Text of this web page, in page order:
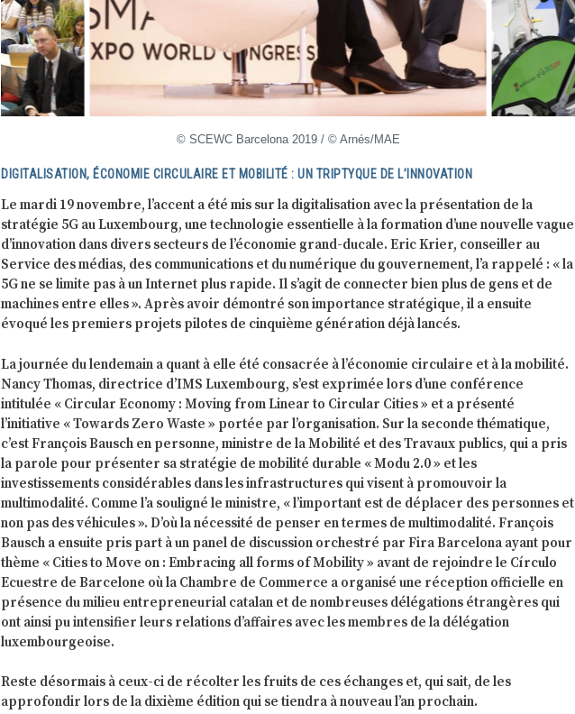
© SCEWC Barcelona 2019 / © Arnés/MAE
DIGITALISATION, ÉCONOMIE CIRCULAIRE ET MOBILITÉ : UN TRIPTYQUE DE L’INNOVATION
Le mardi 19 novembre, l’accent a été mis sur la digitalisation avec la présentation de la
stratégie 5G au Luxembourg, une technologie essentielle à la formation d’une nouvelle vague
d’innovation dans divers secteurs de l’économie grand-ducale. Eric Krier, conseiller au
Service des médias, des communications et du numérique du gouvernement, l’a rappelé : « la
5G ne se limite pas à un Internet plus rapide. Il s’agit de connecter bien plus de gens et de
machines entre elles ». Après avoir démontré son importance stratégique, il a ensuite
évoqué les premiers projets pilotes de cinquième génération déjà lancés.
La journée du lendemain a quant à elle été consacrée à l’économie circulaire et à la mobilité.
Nancy Thomas, directrice d’IMS Luxembourg, s’est exprimée lors d’une conférence
intitulée « Circular Economy : Moving from Linear to Circular Cities » et a présenté
l’initiative « Towards Zero Waste » portée par l’organisation. Sur la seconde thématique,
c’est François Bausch en personne, ministre de la Mobilité et des Travaux publics, qui a pris
la parole pour présenter sa stratégie de mobilité durable « Modu 2.0 » et les
investissements considérables dans les infrastructures qui visent à promouvoir la
multimodalité. Comme l’a souligné le ministre, « l’important est de déplacer des personnes et
non pas des véhicules ». D’où la nécessité de penser en termes de multimodalité. François
Bausch a ensuite pris part à un panel de discussion orchestré par Fira Barcelona ayant pour
thème « Cities to Move on : Embracing all forms of Mobility » avant de rejoindre le Círculo
Ecuestre de Barcelone où la Chambre de Commerce a organisé une réception officielle en
présence du milieu entrepreneurial catalan et de nombreuses délégations étrangères qui
ont ainsi pu intensifier leurs relations d’affaires avec les membres de la délégation
luxembourgeoise.
Reste désormais à ceux-ci de récolter les fruits de ces échanges et, qui sait, de les
approfondir lors de la dixième édition qui se tiendra à nouveau l’an prochain.